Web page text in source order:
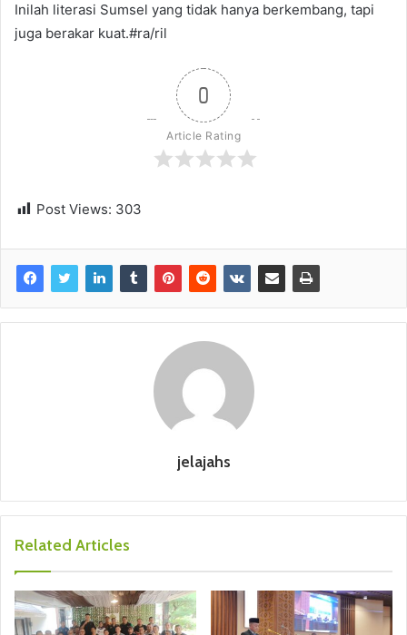
Inilah literasi Sumsel yang tidak hanya berkembang, tapi
juga berakar kuat.#ra/ril
0
Article Rating
Post Views: 303
jelajahs
Related Articles